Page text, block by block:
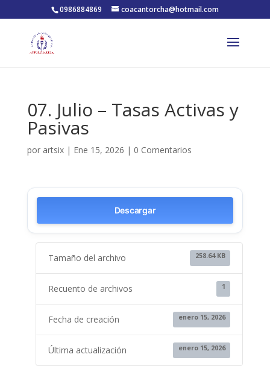
0986884869 coacantorcha@hotmail.com
07. Julio – Tasas Activas y
Pasivas
por artsix| Ene 15, 2026 | 0 Comentarios
Descargar
Tamaño del archivo 258.64 KB
Recuento de archivos 1
Fecha de creación enero 15, 2026
Última actualización enero 15, 2026